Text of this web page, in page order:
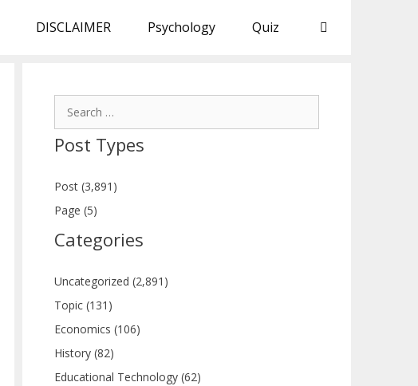
DISCLAIMER Psychology Quiz
Post Types
Post (3,891)
Page (5)
Categories
Uncategorized (2,891)
Topic (131)
Economics (106)
History (82)
Educational Technology (62)